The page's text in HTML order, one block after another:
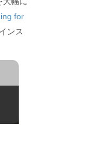
for
ンス